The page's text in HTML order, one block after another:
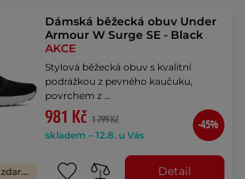
Výměna velikosti zdarma
Dámská běžecká obuv Under
Armour W Surge SE - Black
AKCE
Stylová běžecká obuv s kvalitní
podrážkou z pevného kaučuku,
povrchem z …
981 Kč 1 799 Kč
skladem – 12.8. u Vás
-45%
Detail